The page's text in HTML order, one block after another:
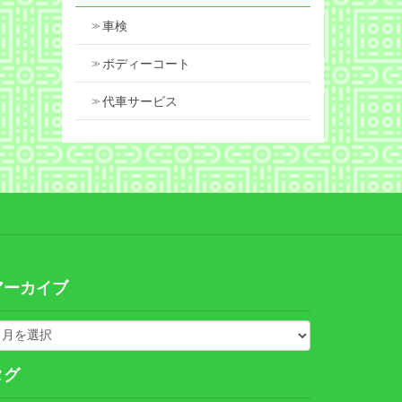
車検
ボディーコート
代車サービス
ーカイブ
グ